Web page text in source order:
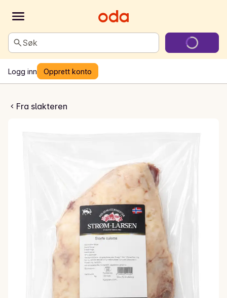
Søk
Logg inn Opprett konto
Fra slakteren
med fettkappe